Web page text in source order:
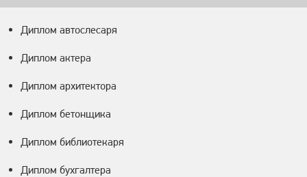
Диплом автослесаря
Диплом актера
Диплом архитектора
Диплом бетонщика
Диплом библиотекаря
Диплом бухгалтера